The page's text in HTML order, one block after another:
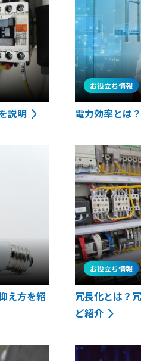
説明
お役立ち情報
電力効率とは？
え方を紹
お役立ち情報
冗長化とは？
ど紹介